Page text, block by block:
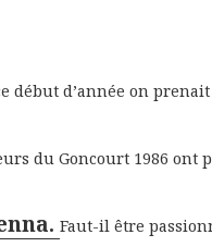
début d’année on
du Goncourt 1986 ont
Faut-il être